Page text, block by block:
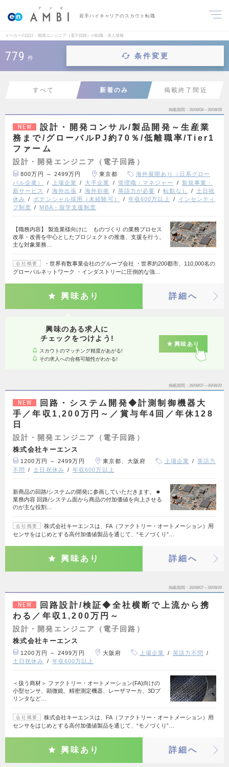
若手ハイキャリアのスカウト転職
メーカーの設計・開発エンジニア（電子回路）の転職・求人情報
779 件 条件変更
すべて 新着のみ 掲載終了間近
掲載期間 26/08/08～26/08/28
NEW
設計・開発コンサル/製品開発～生産業
務まで/グローバルPJ約70％/低離職率/Tier1
ファーム
設計・開発エンジニア（電子回路）
800万円 ～ 2499万円 東京都
海外展開あり（日系グロー
バル企業）
上場企業 大手企業 管理職・マネジャー
新規事業・
新サービス
海外出張 海外折衝 英語力が必要 転勤なし
土日祝
休み
ポテンシャル採用（未経験可） 年収600万以上
インセンティ
ブ制度
MBA・留学支援制度
【職務内容】 製造業様向けに ものづくり の業務プロセス
改革・改善を中心としたプロジェクトの推進、支援を行う。
主な対象業務…
会社概要
・世界有数事業会社のグループ会社 ・世界約200都市、110,000名の
グローバルネットワーク ・インダストリーに圧倒的な強…
興味あり 詳細へ
興味のある求人に
チェックをつけよう!
スカウトのマッチング精度があがる!
その求人への合格可能性がわかる!
興味あり
掲載期間 26/08/07～26/08/20
NEW
回路・システム開発◆計測制御機器大
手／年収1,200万円～／賞与年4回／年休128
日
設計・開発エンジニア（電子回路）
株式会社キーエンス
1200万円 ～ 2499万円 東京都、大阪府 上場企業
英語力
不問
土日祝休み 年収600万以上
新商品の回路/システムの開発に参画していただきます。 ■
業務内容 回路/システム面から商品の付加価値を向上させる
のが主な役割…
会社概要
株式会社キーエンスは、FA（ファクトリー・オートメーション）用
センサをはじめとする高付加価値製品を通じて、“モノづくり”…
興味あり 詳細へ
掲載期間 26/08/07～26/08/20
NEW
回路設計/検証◆全社横断で上流から携
わる／年収1,200万円～
設計・開発エンジニア（電子回路）
株式会社キーエンス
1200万円 ～ 2499万円 大阪府 上場企業
英語力不問
土日祝休み
年収600万以上
＜扱う商材＞ ファクトリー・オートメーション(FA)向けの
小型センサ、顕微鏡、精密測定機器、レーザマーカ、3Dプ
リンタなど…
会社概要
株式会社キーエンスは、FA（ファクトリー・オートメーション）用
センサをはじめとする高付加価値製品を通じて、“モノづくり”…
興味あり 詳細へ